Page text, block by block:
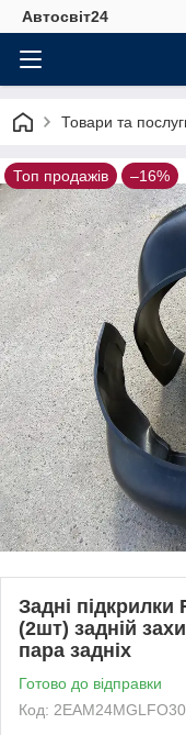
Автосвіт24
Товари та
Топ продажів –16%
Задні підкрилки
(2шт) задній
пара задніх
Готово до відправки
Код: